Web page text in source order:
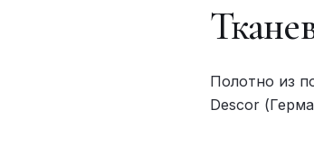
Полотно из
Descor